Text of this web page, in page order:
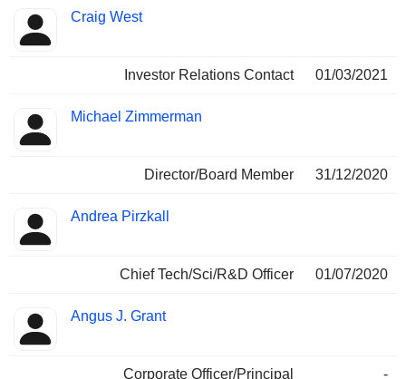
Craig West
Investor Relations Contact 01/03/2021
Michael Zimmerman
Director/Board Member 31/12/2020
Andrea Pirzkall
Chief Tech/Sci/R&D Officer 01/07/2020
Angus J. Grant
Corporate Officer/Principal -